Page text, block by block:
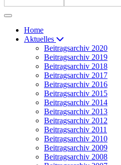
Home
Aktuelles
Beitragsarchiv 2020
Beitragsarchiv 2019
Beitragsarchiv 2018
Beitragsarchiv 2017
Beitragsarchiv 2016
Beitragsarchiv 2015
Beitragsarchiv 2014
Beitragsarchiv 2013
Beitragsarchiv 2012
Beitragsarchiv 2011
Beitragsarchiv 2010
Beitragsarchiv 2009
Beitragsarchiv 2008